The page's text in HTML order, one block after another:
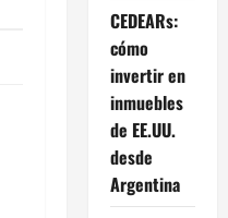
CEDEARs:
cómo
invertir en
inmuebles
de EE.UU.
desde
Argentina